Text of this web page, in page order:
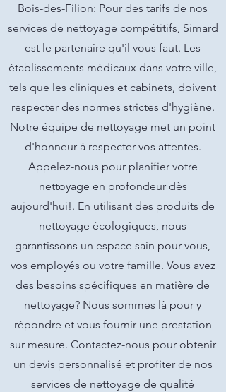
Bois-des-Filion: Pour des tarifs de nos
services de nettoyage compétitifs, Simard
est le partenaire qu'il vous faut. Les
établissements médicaux dans votre ville,
tels que les cliniques et cabinets, doivent
respecter des normes strictes d'hygiène.
Notre équipe de nettoyage met un point
d'honneur à respecter vos attentes.
Appelez-nous pour planifier votre
nettoyage en profondeur dès
aujourd'hui!. En utilisant des produits de
nettoyage écologiques, nous
garantissons un espace sain pour vous,
vos employés ou votre famille. Vous avez
des besoins spécifiques en matière de
nettoyage? Nous sommes là pour y
répondre et vous fournir une prestation
sur mesure. Contactez-nous pour obtenir
un devis personnalisé et profiter de nos
services de nettoyage de qualité